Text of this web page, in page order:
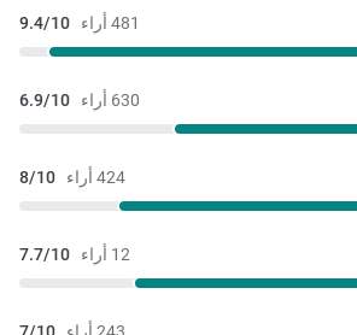
481 أراء 9.4/10
630 أراء 6.9/10
424 أراء 8/10
12 أراء 7.7/10
243 أراء 7/10